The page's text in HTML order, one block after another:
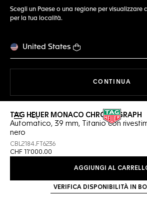
Scegli un Paese o una regione per visualizzare
per la tua località.
United States
CONTINUA
Apri la ricerca
TAG HEUER MONACO CHRONOGRAPH
Automatico, 39 mm, Titanio con
nero
CBL2184.FT6236
CHF 11'000.00
AGGIUNGI AL
VERIFICA DISPONIBILITÀ IN